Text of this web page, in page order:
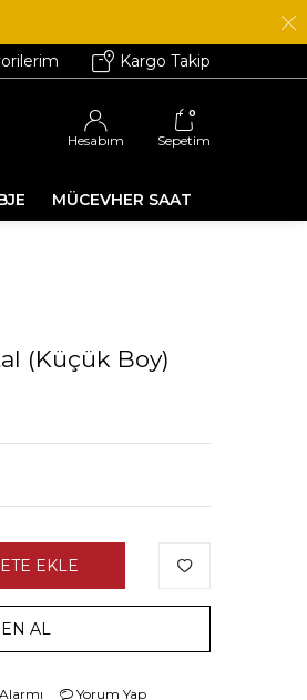
Kargo Takip
Hesabım
0
Sepetim
MÜCEVHER SAAT
(Küçük Boy)
EKLE
AL
Yorum Yap